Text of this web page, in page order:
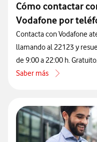
Cómo contactar
Vodafone por
Contacta con Vodafone
llamando al 22123 y
de 9:00 a 22:00 h.
Saber más
acerca de Cómo